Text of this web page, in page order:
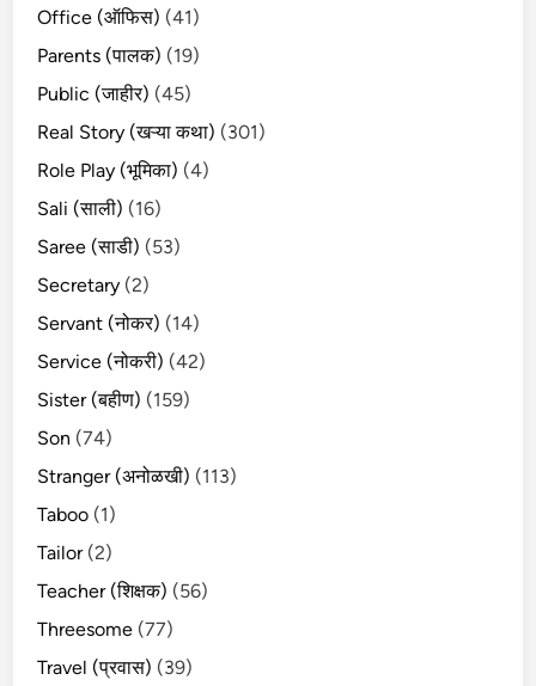
Office (ऑफिस) (41)
Parents (पालक) (19)
Public (जाहीर) (45)
Real Story (खऱ्या कथा) (301)
Role Play (भूमिका) (4)
Sali (साली) (16)
Saree (साडी) (53)
Secretary (2)
Servant (नोकर) (14)
Service (नोकरी) (42)
Sister (बहीण) (159)
Son (74)
Stranger (अनोळखी) (113)
Taboo (1)
Tailor(2)
Teacher (शिक्षक) (56)
Threesome (77)
Travel (प्रवास) (39)